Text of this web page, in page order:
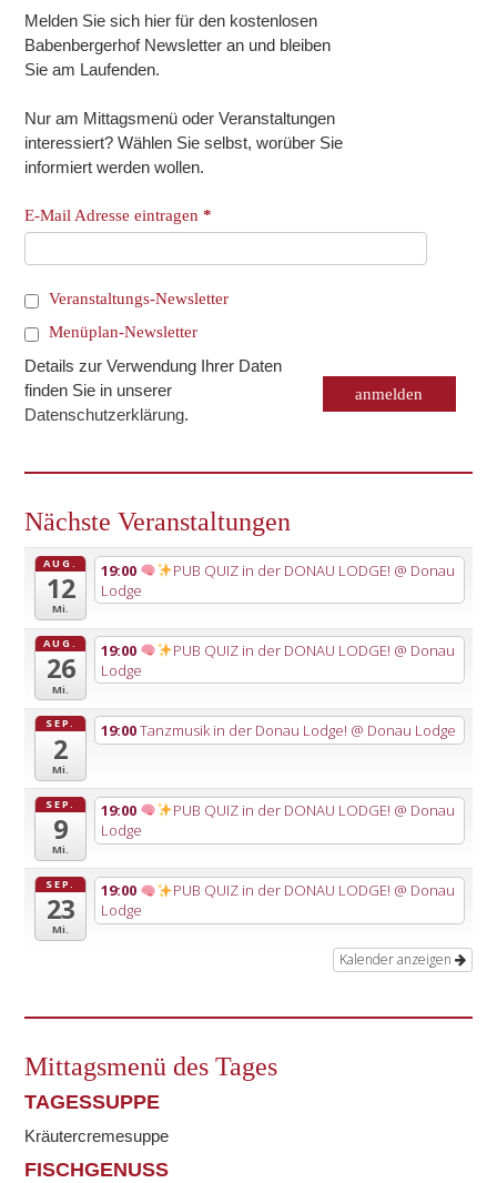
Melden Sie sich hier für den kostenlosen
Babenbergerhof Newsletter an und bleiben
Sie am Laufenden.
Nur am Mittagsmenü oder Veranstaltungen
interessiert? Wählen Sie selbst, worüber Sie
informiert werden wollen.
E-Mail Adresse eintragen*
Veranstaltungs-Newsletter
Menüplan-Newsletter
Details zur Verwendung Ihrer Daten
finden Sie in unserer
Datenschutzerklärung.
Nächste Veranstaltungen
AUG.
12
Mi.
19:00 PUB QUIZ in der DONAU LODGE! @ Donau
Lodge
AUG.
26
Mi.
19:00 PUB QUIZ in der DONAU LODGE! @ Donau
Lodge
SEP.
2
Mi.
19:00Tanzmusik in der Donau Lodge! @ Donau Lodge
SEP.
9
Mi.
19:00 PUB QUIZ in der DONAU LODGE! @ Donau
Lodge
SEP.
23
Mi.
19:00 PUB QUIZ in der DONAU LODGE! @ Donau
Lodge
Kalender anzeigen
Mittagsmenü des Tages
TAGESSUPPE
Kräutercremesuppe
FISCHGENUSS